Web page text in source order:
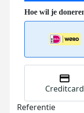
Creditcard
Referentie